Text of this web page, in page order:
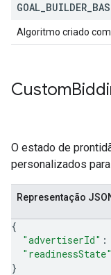
GOAL BUILDER
Algoritmo criado
Custom
O estado de
personalizados
Representação
{
"advertiserId" :
"readinessState"
}